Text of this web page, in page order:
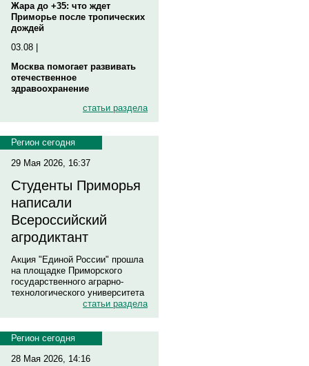
Жара до +35: что ждет
Приморье после тропических
дождей
03.08 |
Москва помогает развивать
отечественное
здравоохранение
статьи раздела
Регион сегодня
29 Мая 2026, 16:37
Студенты Приморья
написали
Всероссийский
агродиктант
Акция "Единой России" прошла
на площадке Приморского
государственного аграрно-
технологического университета
статьи раздела
Регион сегодня
28 Мая 2026, 14:16